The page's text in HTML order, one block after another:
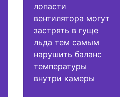
лопасти
вентилятора могут
застрять в гуще
льда тем самым
нарушить баланс
температуры
внутри камеры